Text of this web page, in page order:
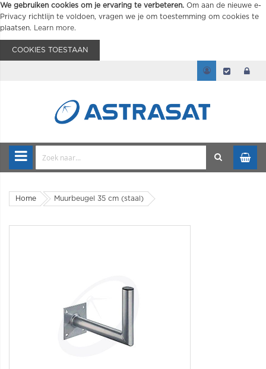
We gebruiken cookies om je ervaring te verbeteren. Om aan de nieuwe e-
Privacy richtlijn te voldoen, vragen we je om toestemming om cookies te
plaatsen.
Learn more.
COOKIES TOESTAAN
Home Muurbeugel 35 cm (staal)